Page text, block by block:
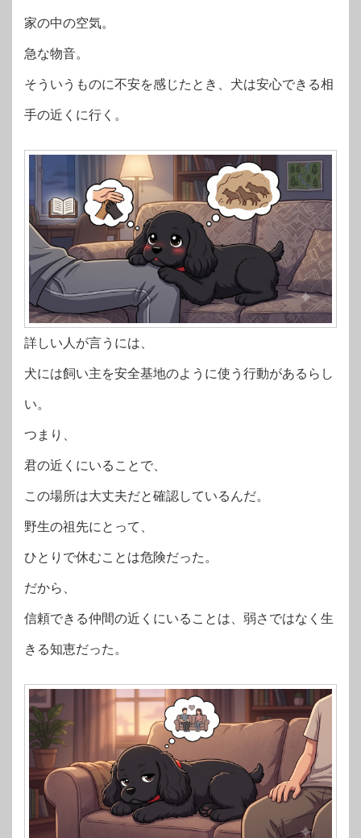
家の中の空気。
急な物音。
そういうものに不安を感じたとき、犬は安心できる相
手の近くに行く。
詳しい人が言うには、
犬には飼い主を安全基地のように使う行動があるらし
い。
つまり、
君の近くにいることで、
この場所は大丈夫だと確認しているんだ。
野生の祖先にとって、
ひとりで休むことは危険だった。
だから、
信頼できる仲間の近くにいることは、弱さではなく生
きる知恵だった。